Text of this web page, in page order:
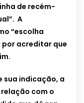
de recém-
A
“escolha
por acreditar que
sua indicação, a
com o